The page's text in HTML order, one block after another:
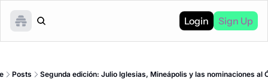
Login Sign Up
Posts Segunda edición: Julio Iglesias, Mineápolis y las nominaciones al